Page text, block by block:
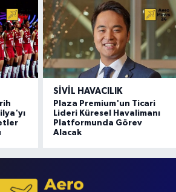
SIVIL HAVACILIK
Plaza Premium'un Ticari
Lideri Küresel Havalimanı
Platformunda Görev
Alacak